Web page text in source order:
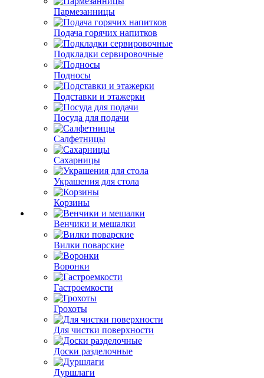
Пармезанницы
Подача горячих напитков
Подкладки сервировочные
Подносы
Подставки и этажерки
Посуда для подачи
Салфетницы
Сахарницы
Украшения для стола
Корзины
Венчики и мешалки
Вилки поварские
Воронки
Гастроемкости
Грохоты
Для чистки поверхности
Доски разделочные
Дуршлаги